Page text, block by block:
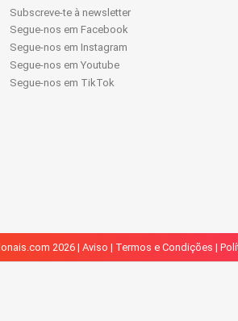
Subscreve-te à newsletter
Segue-nos em Facebook
Segue-nos em Instagram
Segue-nos em Youtube
Segue-nos em TikTok
2026 | Aviso | Termos e Condições |